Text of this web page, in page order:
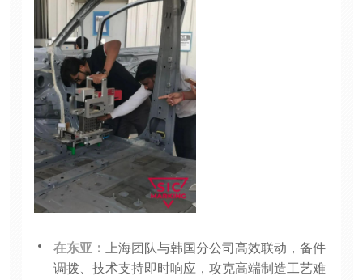
在东亚： 上海团队与韩国分公司高效联动，备件
调拨、技术支持即时响应，攻克高端制造工艺难